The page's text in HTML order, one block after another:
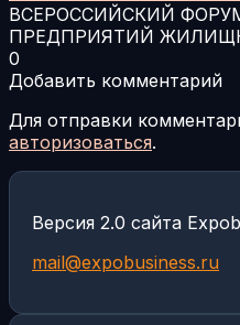
ВСЕРОССИЙСКИЙ
ПРЕДПРИЯТИЙ
0
Добавить комментарий
Для отправки
авторизоваться.
Версия 2.0 сайта
mail@expobusiness.ru